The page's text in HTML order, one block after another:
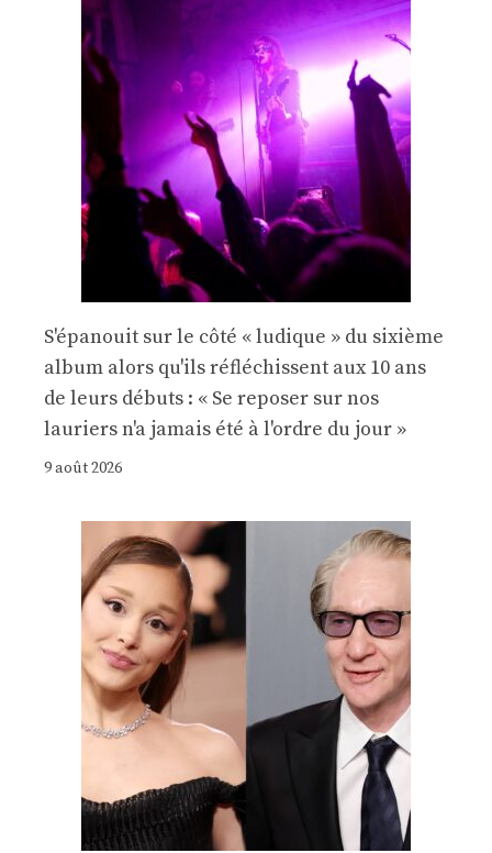
S'épanouit sur le côté « ludique » du sixième
album alors qu'ils réfléchissent aux 10 ans
de leurs débuts : « Se reposer sur nos
lauriers n'a jamais été à l'ordre du jour »
9 août 2026